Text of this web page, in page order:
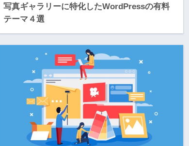
写真ギャラリーに特化したWordPressの有料
テーマ４選